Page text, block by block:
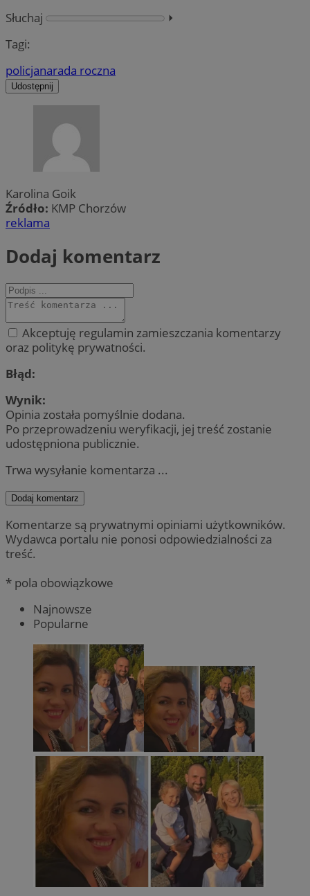
Słuchaj
⏵︎
Tagi:
policjanarada roczna
Udostępnij
Karolina Goik
Źródło: KMP Chorzów
reklama
Dodaj komentarz
Akceptuję regulamin zamieszczania komentarzy
oraz politykę prywatności.
Błąd:
Wynik:
Opinia została pomyślnie dodana.
Po przeprowadzeniu weryfikacji, jej treść zostanie
udostępniona publicznie.
Trwa wysyłanie komentarza ...
Dodaj komentarz
Komentarze są prywatnymi opiniami użytkowników.
Wydawca portalu nie ponosi odpowiedzialności za
treść.
* pola obowiązkowe
Najnowsze
Popularne